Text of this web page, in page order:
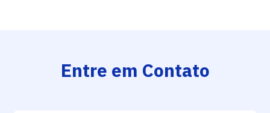
Entre em Contato